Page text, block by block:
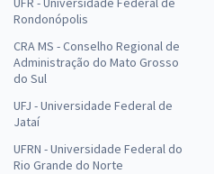
Rondonópolis
CRA MS - Conselho Regional de
Administração do Mato Grosso
do Sul
UFJ - Universidade Federal de
Jataí
UFRN - Universidade Federal do
Rio Grande do Norte